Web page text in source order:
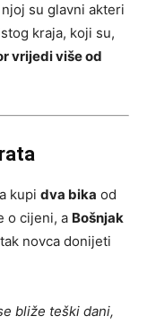
su glavni akteri
kraja, koji su,
vrijedi više od
kupi dva bika od
o cijeni, a Bošnjak
novca donijeti
bliže teški dani,